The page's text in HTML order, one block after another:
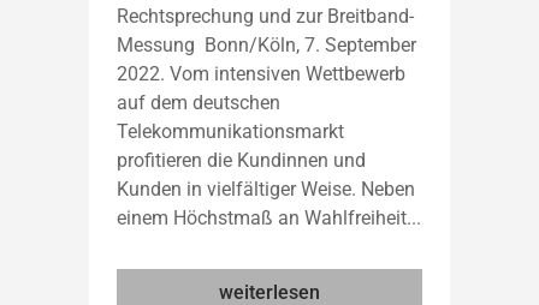
Rechtsprechung und zur Breitband-
Messung Bonn/Köln, 7. September
2022. Vom intensiven Wettbewerb
auf dem deutschen
Telekommunikationsmarkt
profitieren die Kundinnen und
Kunden in vielfältiger Weise. Neben
einem Höchstmaß an Wahlfreiheit...
weiterlesen